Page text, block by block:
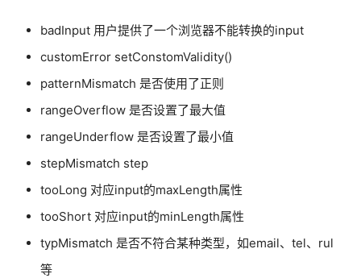
badInput 用户提供了一个浏览器不能转换的input
customError setConstomValidity()
patternMismatch 是否使用了正则
rangeOverflow 是否设置了最大值
rangeUnderflow 是否设置了最小值
stepMismatch step
tooLong 对应input的maxLength属性
tooShort 对应input的minLength属性
typMismatch 是否不符合某种类型，如email、tel、rul
等